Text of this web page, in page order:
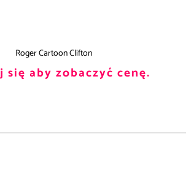
Roger Cartoon Clifton
się aby zobaczyć cenę.